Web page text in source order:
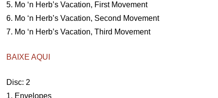
5. Mo ‘n Herb’s Vacation, First Movement
6. Mo ‘n Herb’s Vacation, Second Movement
7. Mo ‘n Herb’s Vacation, Third Movement
BAIXE AQUI
Disc: 2
1. Envelopes